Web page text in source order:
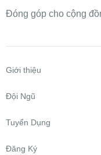
Đóng góp cho cộng
Giới thiệu
Đội Ngũ
Tuyển Dụng
Đăng Ký